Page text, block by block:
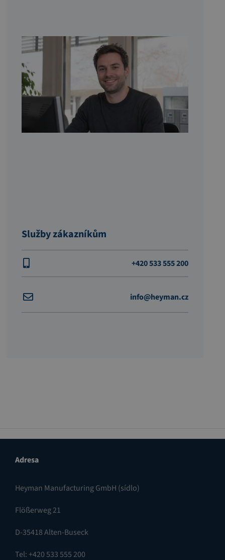
Služby zákazníkům
+420 533 555 200
info@heyman.cz
Adresa
Heyman Manufacturing GmbH (sídlo)
Flößerweg 21
D-35418 Alten-Buseck
Tel: +420 533 555 200